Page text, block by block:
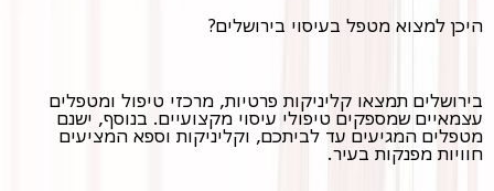
היכן למצוא מטפל בעיסוי בירושלים?
בירושלים תמצאו קליניקות פרטיות, מרכזי טיפול ומטפלים
עצמאיים שמספקים טיפולי עיסוי מקצועיים. בנוסף, ישנם
מטפלים המגיעים עד לביתכם, וקליניקות וספא המציעים
חוויות מפנקות בעיר.